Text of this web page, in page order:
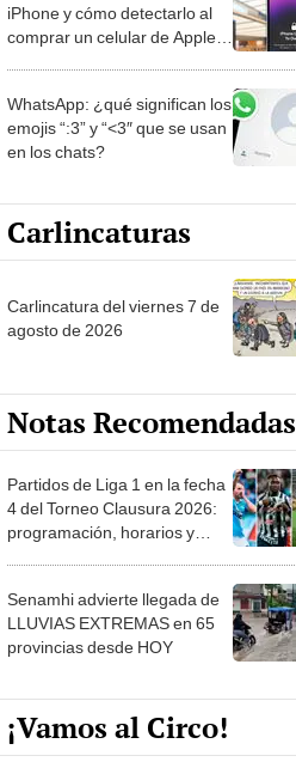
iPhone y cómo detectarlo al
comprar un celular de Apple
WhatsApp: ¿qué significan los
emojis “:3” y “<3″ que se usan
en los chats?
Carlincaturas
Carlincatura del viernes 7 de
agosto de 2026
Notas Recomendadas
Partidos de Liga 1 en la fecha
4 del Torneo Clausura 2026:
programación, horarios y
Senamhi advierte llegada de
LLUVIAS EXTREMAS en 65
provincias desde HOY
¡Vamos al Circo!